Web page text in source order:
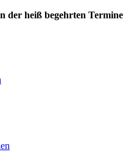
der heiß begehrten Termine